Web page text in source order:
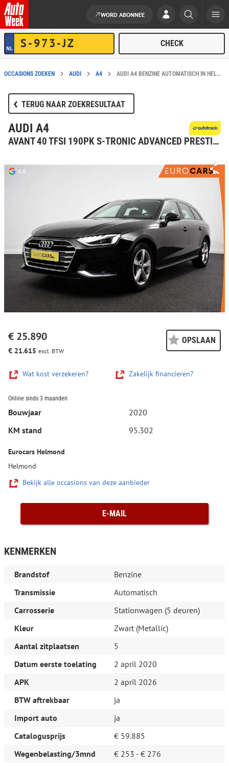
Ga naar de inhoud
WORD ABONNEE
OCCASIONS ZOEKEN AUDI A4 AUDI A4 BENZINE AUTOMATISCH IN HELMOND KOPEN?
TERUG NAAR ZOEKRESULTAAT
AUDI A4
AVANT 40 TFSI 190PK S-TRONIC ADVANCED PRESTIGE TOUR PLUS NAVIGATIE CLIMATE CONTROL ELECTRISCHE BEDIENBARE ACHTERKLEP STOELVERWARMING
€ 25.890
€ 21.615 excl. BTW
OPSLAAN
Wat kost verzekeren? Zakelijk financieren?
Online sinds 3 maanden
Bouwjaar
2020
KM stand
95.302
Eurocars Helmond
Helmond
Bekijk alle occasions van deze aanbieder
E-MAIL
KENMERKEN
Brandstof
Benzine
Transmissie
Automatisch
Carrosserie
Stationwagen (5 deuren)
Kleur
Zwart (Metallic)
Aantal zitplaatsen
5
Datum eerste toelating
2 april 2020
APK
2 april 2026
BTW aftrekbaar
ja
Import auto
ja
Catalogusprijs
€ 59.885
Wegenbelasting/3mnd
€ 253 - € 276